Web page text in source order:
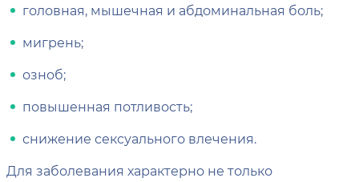
головная, мышечная и абдоминальная боль;
мигрень;
озноб;
повышенная потливость;
снижение сексуального влечения.
Для заболевания характерно не только